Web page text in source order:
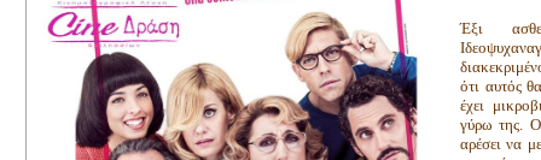
Έξι
ότι αυτός
έχει
γύρω της. Ο
αρέσει να